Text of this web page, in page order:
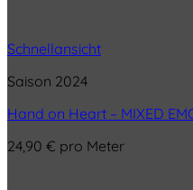
Schnellansicht
Saison 2024
Hand on Heart – MIXED
24,90 € pro Meter